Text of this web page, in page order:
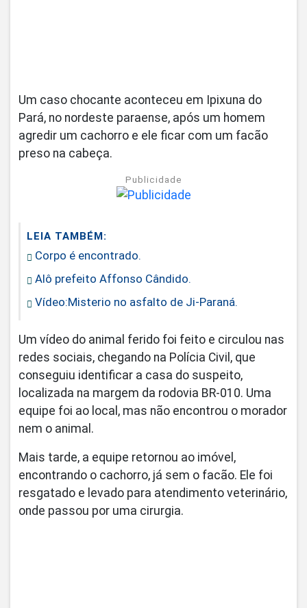
Um caso chocante aconteceu em Ipixuna do
Pará, no nordeste paraense, após um homem
agredir um cachorro e ele ficar com um facão
preso na cabeça.
Publicidade
LEIA TAMBÉM:
Corpo é encontrado.
Alô prefeito Affonso Cândido.
Vídeo:Misterio no asfalto de Ji-Paraná.
Um vídeo do animal ferido foi feito e circulou nas
redes sociais, chegando na Polícia Civil, que
conseguiu identificar a casa do suspeito,
localizada na margem da rodovia BR-010. Uma
equipe foi ao local, mas não encontrou o morador
nem o animal.
Mais tarde, a equipe retornou ao imóvel,
encontrando o cachorro, já sem o facão. Ele foi
resgatado e levado para atendimento veterinário,
onde passou por uma cirurgia.